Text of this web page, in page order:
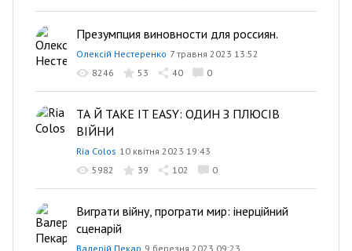
Презумпция виновности для россиян.
Олексій Нестеренко 7 травня 2023 13:52
8246
53 40 0
ТА Й ТАКЕ IT EASY: ОДИН З ПЛЮСІВ
ВІЙНИ
Ria Colos 10 квітня 2023 19:43
5982
39 102 0
Виграти війну, програти мир: інерційний
сценарій
Валерій Пекар 9 березня 2023 09:23